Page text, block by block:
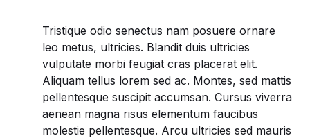
Tristique odio senectus nam posuere ornare
leo metus, ultricies. Blandit duis ultricies
vulputate morbi feugiat cras placerat elit.
Aliquam tellus lorem sed ac. Montes, sed mattis
pellentesque suscipit accumsan. Cursus viverra
aenean magna risus elementum faucibus
molestie pellentesque. Arcu ultricies sed mauris